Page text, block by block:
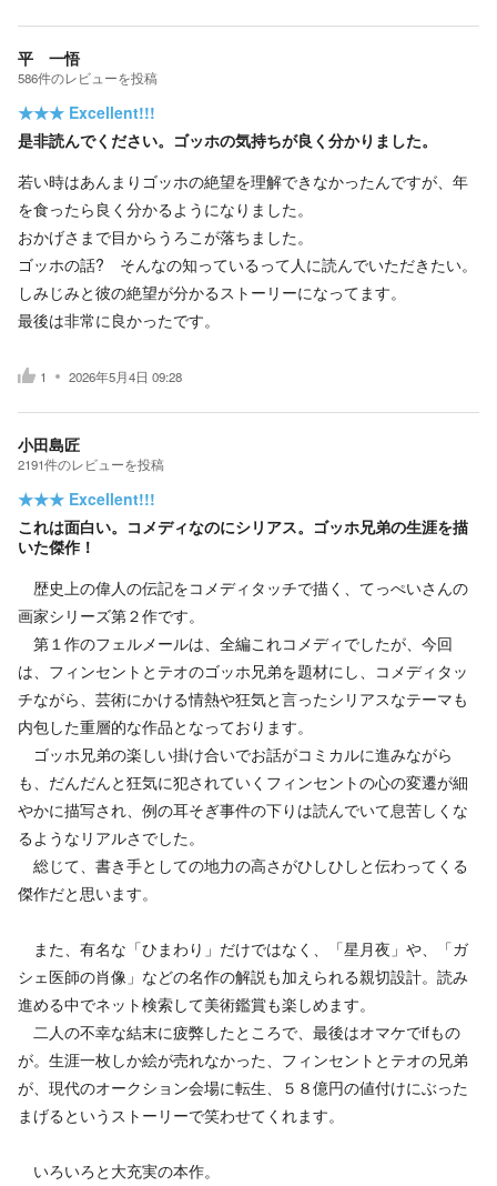
平 一悟
586件のレビューを投稿
★★★ Excellent!!!
是非読んでください。ゴッホの気持ちが良く分かりました。
若い時はあんまりゴッホの絶望を理解できなかったんですが、年
を食ったら良く分かるようになりました。
おかげさまで目からうろこが落ちました。
ゴッホの話? そんなの知っているって人に読んでいただきたい。
しみじみと彼の絶望が分かるストーリーになってます。
最後は非常に良かったです。
1 2026年5月4日 09:28
小田島匠
2191件のレビューを投稿
★★★ Excellent!!!
これは面白い。コメディなのにシリアス。ゴッホ兄弟の生涯を描
いた傑作！
歴史上の偉人の伝記をコメディタッチで描く、てっぺいさんの
画家シリーズ第２作です。
第１作のフェルメールは、全編これコメディでしたが、今回
は、フィンセントとテオのゴッホ兄弟を題材にし、コメディタッ
チながら、芸術にかける情熱や狂気と言ったシリアスなテーマも
内包した重層的な作品となっております。
ゴッホ兄弟の楽しい掛け合いでお話がコミカルに進みながら
も、だんだんと狂気に犯されていくフィンセントの心の変遷が細
やかに描写され、例の耳そぎ事件の下りは読んでいて息苦しくな
るようなリアルさでした。
総じて、書き手としての地力の高さがひしひしと伝わってくる
傑作だと思います。
また、有名な「ひまわり」だけではなく、「星月夜」や、「ガ
シェ医師の肖像」などの名作の解説も加えられる親切設計。読み
進める中でネット検索して美術鑑賞も楽しめます。
二人の不幸な結末に疲弊したところで、最後はオマケでifもの
が。生涯一枚しか絵が売れなかった、フィンセントとテオの兄弟
が、現代のオークション会場に転生、５８億円の値付けにぶった
まげるというストーリーで笑わせてくれます。
いろいろと大充実の本作。